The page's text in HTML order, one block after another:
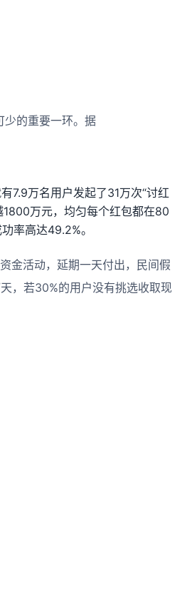
少的重要一环。据
7.9万名用户发起了31万次“讨红
万元，均匀每个红包都在80
率高达49.2%。
金活动，延期一天付出，民间假
，若30%的用户没有挑选收取现